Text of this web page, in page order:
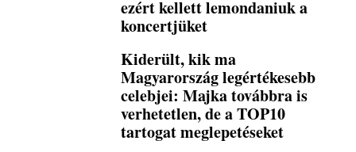
ezért kellett lemondaniuk a
koncertjüket
Kiderült, kik ma
Magyarország legértékesebb
celebjei: Majka továbbra is
verhetetlen, de a TOP10
tartogat meglepetéseket